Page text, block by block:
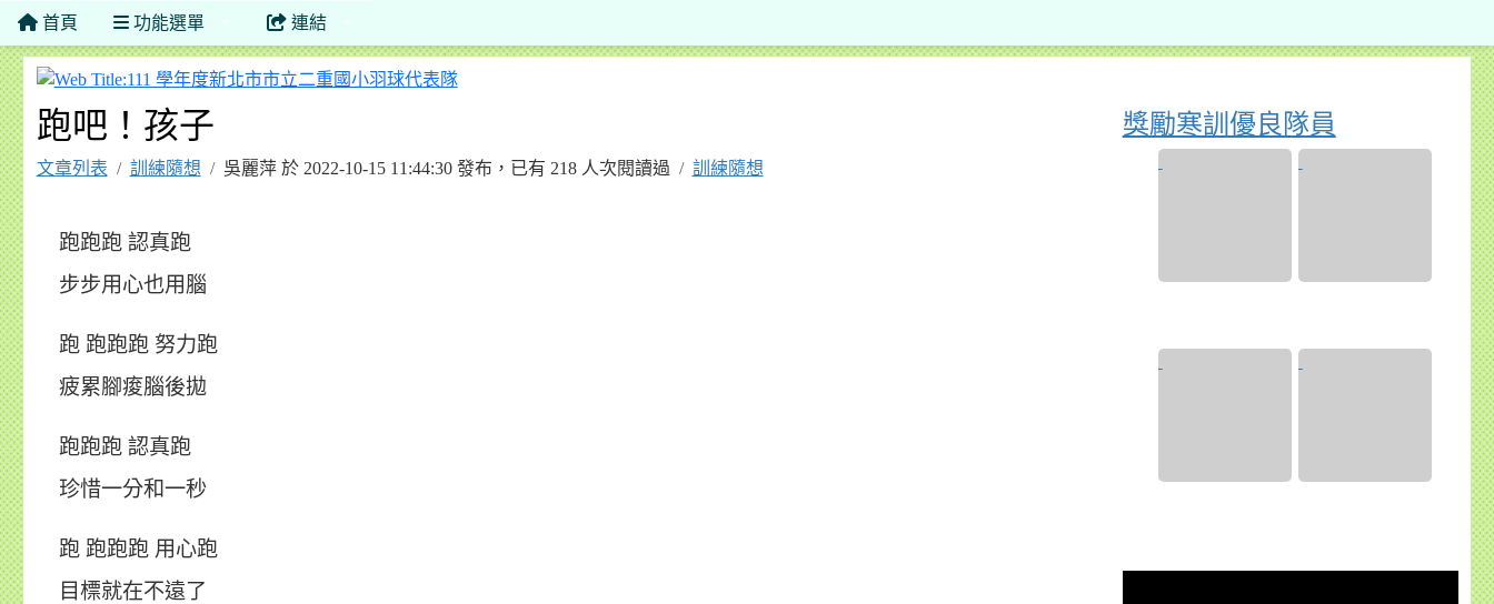
首頁 功能選單 連結
111 學年度新北市市立二重國小羽球代表隊
跑吧！孩子
文章列表 訓練隨想 吳麗萍 於 2022-10-15 11:44:30 發布，已有 218 人次閱讀過 訓練隨想
跑跑跑 認真跑
步步用心也用腦
跑 跑跑跑 努力跑
疲累腳痠腦後拋
跑跑跑 認真跑
珍惜一分和一秒
跑 跑跑跑 用心跑
目標就在不遠了
獎勵寒訓優良隊員